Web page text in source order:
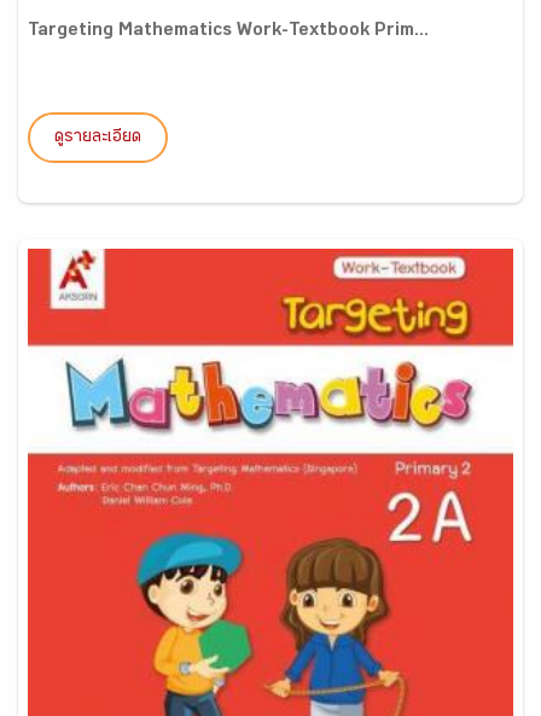
Targeting Mathematics Work-Textbook Prim...
ดูรายละเอียด